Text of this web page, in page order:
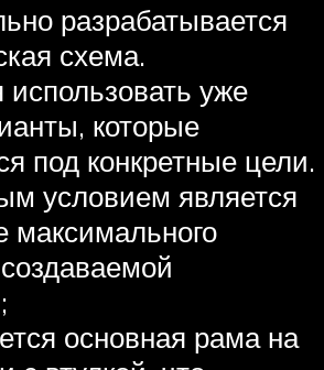
разрабатывается
схема.
использовать уже
которые
под конкретные цели.
условием является
максимального
основная рама на